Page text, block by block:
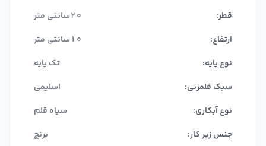
قطر:
20سانتی متر
ارتفاع:
10سانتی متر
نوع پایه:
تک پایه
سبک قلمزنی:
اسلیمی
نوع آبکاری:
سیاه قلم
جنس زیر کار:
برنج